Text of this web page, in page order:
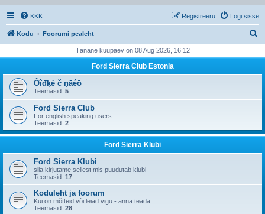
KKK Logi sisse
Registreeru
Kodu Foorumi pealeht
i
Tänane kuupäev on 08 Aug 2026, 16:12
Ford Sierra Club Estonia
Ôîđķė č ņāéō
Teemasid: 5
Ford Sierra Club
For english speaking users
Teemasid: 2
Ford Sierra Klubi
Ford Sierra Klubi
siia kirjutame sellest mis puudutab klubi
Teemasid: 17
Koduleht ja foorum
Kui on mõtteid või leiad vigu - anna teada.
Teemasid: 28